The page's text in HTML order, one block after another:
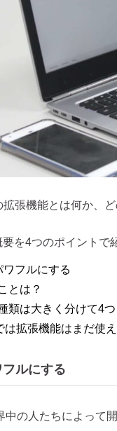
張機能とは何か、
を4つのポイントで
フルにする
とは？
類は大きく分けて4つ
は拡張機能はまだ使
ルにする
の人たちによって